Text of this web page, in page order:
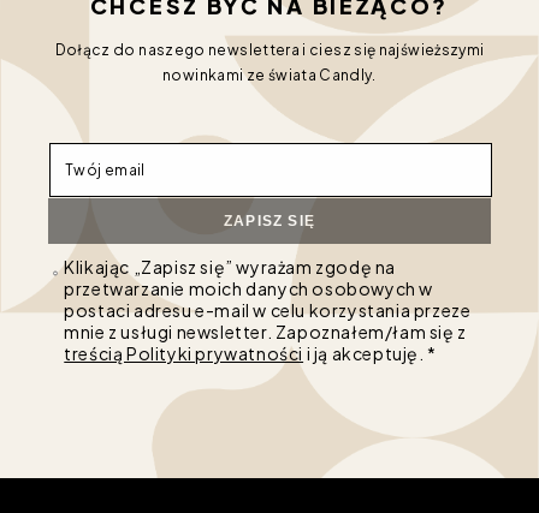
CHCESZ BYĆ NA BIEŻĄCO?
Dołącz do naszego newslettera i ciesz się najświeższymi
nowinkami ze świata Candly.
Twój email
ZAPISZ SIĘ
Klikając „Zapisz się” wyrażam zgodę na
przetwarzanie moich danych osobowych w
postaci adresu e-mail w celu korzystania przeze
mnie z usługi newsletter. Zapoznałem/łam się z
treścią Polityki prywatności i ją akceptuję. *